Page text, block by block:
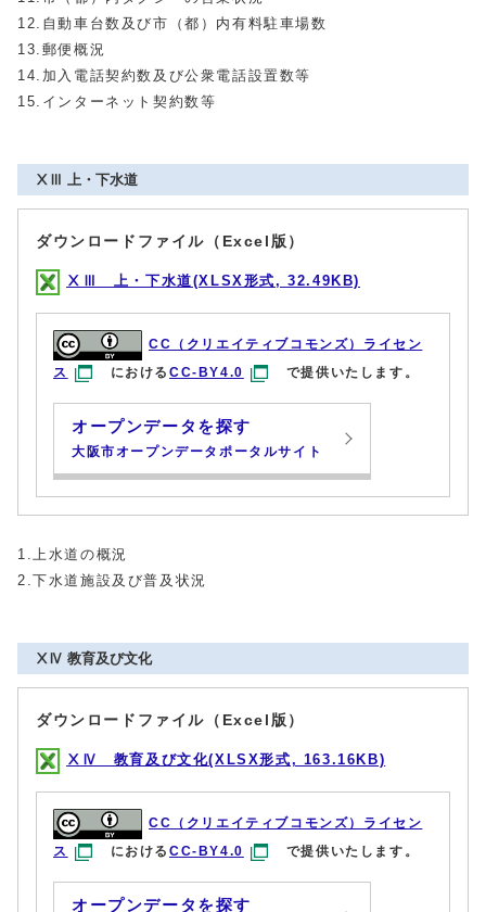
12.自動車台数及び市（都）内有料駐車場数
13.郵便概況
14.加入電話契約数及び公衆電話設置数等
15.インターネット契約数等
ⅩⅢ 上・下水道
ダウンロードファイル（Excel版）
ⅩⅢ 上・下水道(XLSX形式, 32.49KB)
CC（クリエイティブコモンズ）ライセン
ス
におけるCC-BY4.0 で提供いたします。
オープンデータを探す
大阪市オープンデータポータルサイト
1.上水道の概況
2.下水道施設及び普及状況
ⅩⅣ 教育及び文化
ダウンロードファイル（Excel版）
ⅩⅣ 教育及び文化(XLSX形式, 163.16KB)
CC（クリエイティブコモンズ）ライセン
ス
におけるCC-BY4.0 で提供いたします。
オープンデータを探す